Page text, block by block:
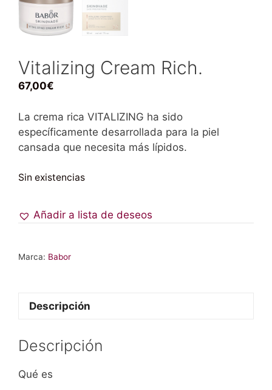
Vitalizing Cream Rich.
67,00€
La crema rica VITALIZING ha sido
específicamente desarrollada para la piel
cansada que necesita más lípidos.
Sin existencias
Añadir a lista de deseos
Marca: Babor
Descripción
Descripción
Qué es